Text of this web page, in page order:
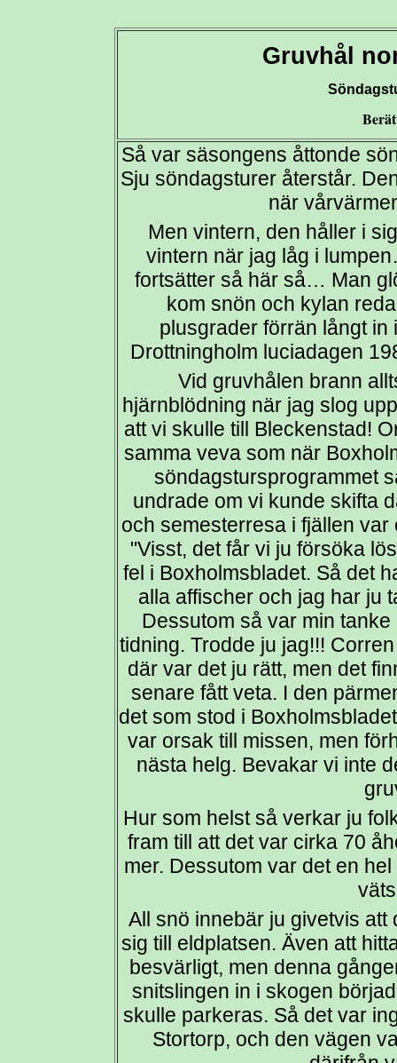
Gruvhål
Så var säsongens åttonde
Sju söndagsturer återstår.
när
Men vintern, den håller i
vintern när jag låg i
fortsätter så här så… Man
kom snön och kylan
plusgrader förrän långt
Drottningholm luciadagen
Vid gruvhålen brann
hjärnblödning när jag slog
att vi skulle till Bleckenstad!
samma veva som när
söndagstursprogrammet
undrade om vi kunde skifta
och semesterresa i fjällen
"Visst, det får vi ju försöka
fel i Boxholmsbladet. Så det
alla affischer och jag har ju
Dessutom så var min
tidning. Trodde ju jag!!!
där var det ju rätt, men det
senare fått veta. I den
det som stod i
var orsak till missen, men
nästa helg. Bevakar vi inte
Hur som helst så verkar ju
fram till att det var cirka 70
mer. Dessutom var det en
All snö innebär ju givetvis att
sig till eldplatsen. Även att
besvärligt, men denna
snitslingen in i skogen
skulle parkeras. Så det var
Stortorp, och den vägen